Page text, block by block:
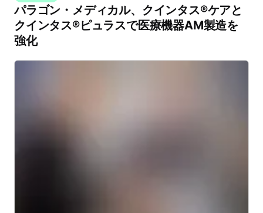
パラゴン・メディカル、クインタス®ケアと
クインタス®ピュラスで医療機器AM製造を
強化